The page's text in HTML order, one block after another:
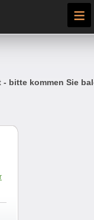
≡
- bitte kommen Sie